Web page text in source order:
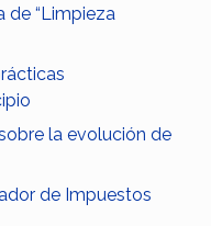
de “Limpieza
la evolución de
de Impuestos